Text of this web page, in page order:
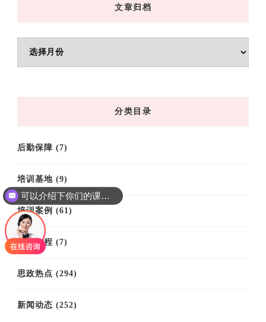
文章归档
分类目录
后勤保障 (7)
培训基地 (9)
培训案例 (61)
培训课程 (7)
思政热点 (294)
新闻动态 (252)
可以介绍下你们的课程吗？